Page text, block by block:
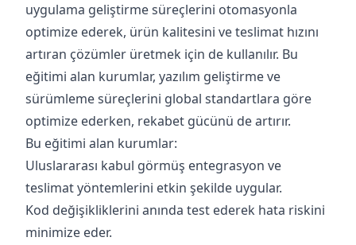
uygulama geliştirme süreçlerini otomasyonla
optimize ederek, ürün kalitesini ve teslimat hızını
artıran çözümler üretmek için de kullanılır. Bu
eğitimi alan kurumlar, yazılım geliştirme ve
sürümleme süreçlerini global standartlara göre
optimize ederken, rekabet gücünü de artırır.
Bu eğitimi alan kurumlar:
Uluslararası kabul görmüş entegrasyon ve
teslimat yöntemlerini etkin şekilde uygular.
Kod değişikliklerini anında test ederek hata riskini
minimize eder.